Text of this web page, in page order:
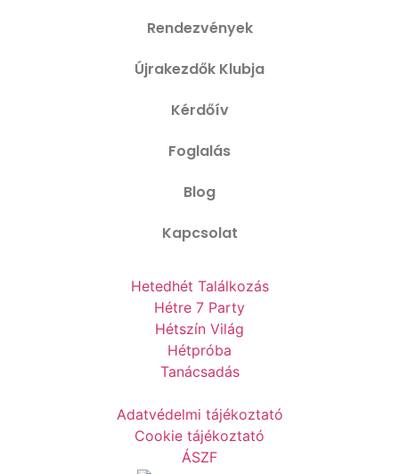
Rendezvények
Újrakezdők Klubja
Kérdőív
Foglalás
Blog
Kapcsolat
Hetedhét Találkozás
Hétre 7 Party
Hétszín Világ
Hétpróba
Tanácsadás
Adatvédelmi tájékoztató
Cookie tájékoztató
ÁSZF